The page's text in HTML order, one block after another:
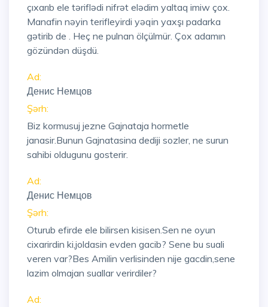
çıxarıb ele təriflədi nifrət elədim yaltaq imiw çox.
Manafin nəyin terifleyirdi yəqin yaxşı padarka
gətirib de . Heç ne pulnan ölçülmür. Çox adamın
gözündən düşdü.
Ad:
Денис Немцов
Şərh:
Biz kormusuj jezne Gajnataja hormetle
janasir.Bunun Gajnatasina dediji sozler, ne surun
sahibi oldugunu gosterir.
Ad:
Денис Немцов
Şərh:
Oturub efirde ele bilirsen kisisen.Sen ne oyun
cixarirdin ki,joldasin evden gacib? Sene bu suali
veren var?Bes Amilin verlisinden nije gacdin,sene
lazim olmajan suallar verirdiler?
Ad: